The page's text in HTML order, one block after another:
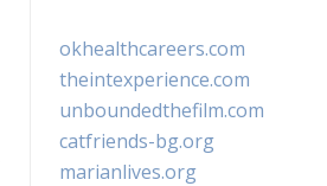
okhealthcareers.com
theintexperience.com
unboundedthefilm.com
catfriends-bg.org
marianlives.org